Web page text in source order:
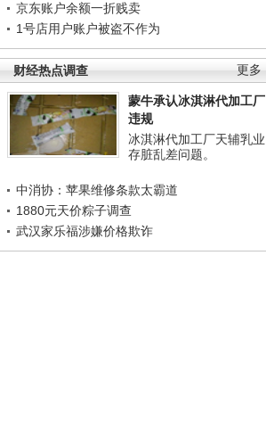
京东账户余额一折贱卖
1号店用户账户被盗不作为
更多
财经热点调查
蒙牛承认冰淇淋代加工厂
违规
冰淇淋代加工厂天辅乳业
存脏乱差问题。
中消协：苹果维修条款太霸道
1880元天价粽子调查
武汉家乐福涉嫌价格欺诈